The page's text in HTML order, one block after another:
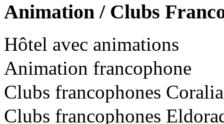
Animation / Clubs
Hôtel avec animations
Animation francophone
Clubs francophones Coralia
Clubs francophones